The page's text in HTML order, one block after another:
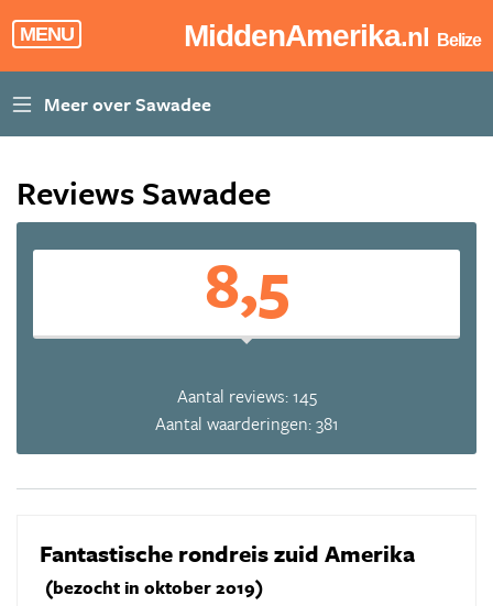
MENU MiddenAmerika.nl Belize
Reviews Sawadee
8,5
Aantal reviews: 145
Aantal waarderingen: 381
Fantastische rondreis zuid Amerika
(bezocht in oktober 2019)